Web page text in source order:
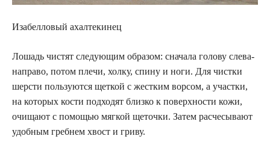
Изабелловый ахалтекинец
Лошадь чистят следующим образом: сначала голову слева-
направо, потом плечи, холку, спину и ноги. Для чистки
шерсти пользуются щеткой с жестким ворсом, а участки,
на которых кости подходят близко к поверхности кожи,
очищают с помощью мягкой щеточки. Затем расчесывают
удобным гребнем хвост и гриву.